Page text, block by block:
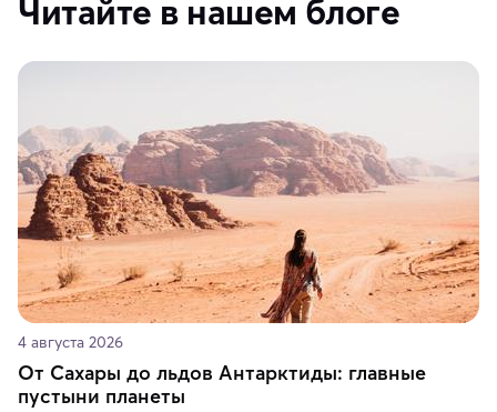
Читайте в нашем блоге
4 августа 2026
От Сахары до льдов Антарктиды: главные
пустыни планеты